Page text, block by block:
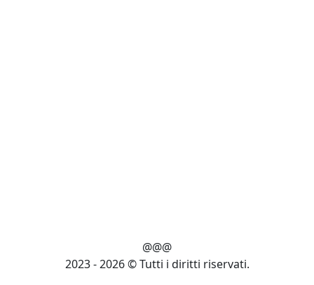
@@@
2023 - 2026 © Tutti i diritti riservati.